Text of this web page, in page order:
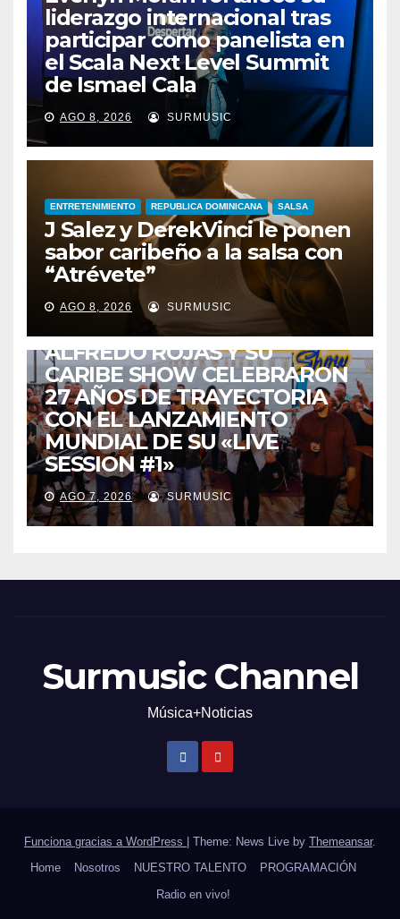
liderazgo internacional tras
participar como panelista en
el Scala Next Level Summit
de Ismael Cala
AGO 8, 2026 SURMUSIC
ENTRETENIMIENTO REPUBLICA DOMINICANA SALSA
J Salez y DerekVinci le ponen
sabor caribeño a la salsa con
“Atrévete”
AGO 8, 2026 SURMUSIC
ENTRETENIMIENTO GUARACHA ZULIANA LIVE SESSION
ZULIA
ALFREDO ROJAS Y SU
CARIBE SHOW CELEBRARON
27 AÑOS DE TRAYECTORIA
CON EL LANZAMIENTO
MUNDIAL DE SU «LIVE
SESSION #1»
AGO 7, 2026 SURMUSIC
Surmusic Channel
Música+Noticias
Funciona gracias a WordPress Theme: News Live by Themeansar.
Home
Nosotros NUESTRO TALENTO
PROGRAMACIÓN
Radio en vivo!